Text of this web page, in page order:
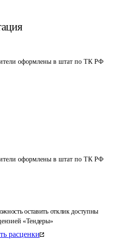
оставить отклик доступны
«Тендеры»
расценки
оформлены в штат по ТК РФ
оформлены в штат по ТК РФ